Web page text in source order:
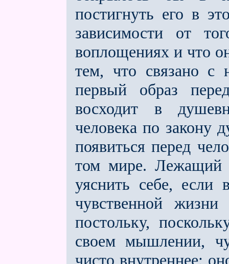
постигнуть его в
зависимости от
воплоще­ниях и что
тем, что связано
первый образ
восходит в
человека по закону
появиться перед
том мире. Лежащий
уяснить себе, если
чувственной
постольку,
своем мышлении,
чисто внутреннее;